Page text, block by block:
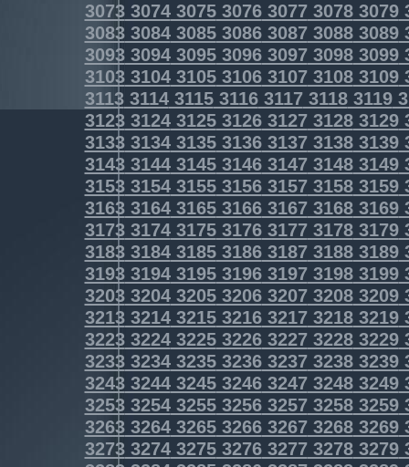
3073307430753076307730783079
3083308430853086308730883089
3093309430953096309730983099
3103310431053106310731083109
3113311431153116311731183119
3123312431253126312731283129
3133313431353136313731383139
3143314431453146314731483149
3153315431553156315731583159
3163316431653166316731683169
3173317431753176317731783179
3183318431853186318731883189
3193319431953196319731983199
3203320432053206320732083209
3213321432153216321732183219
3223322432253226322732283229
3233323432353236323732383239
3243324432453246324732483249
3253325432553256325732583259
3263326432653266326732683269
3273327432753276327732783279